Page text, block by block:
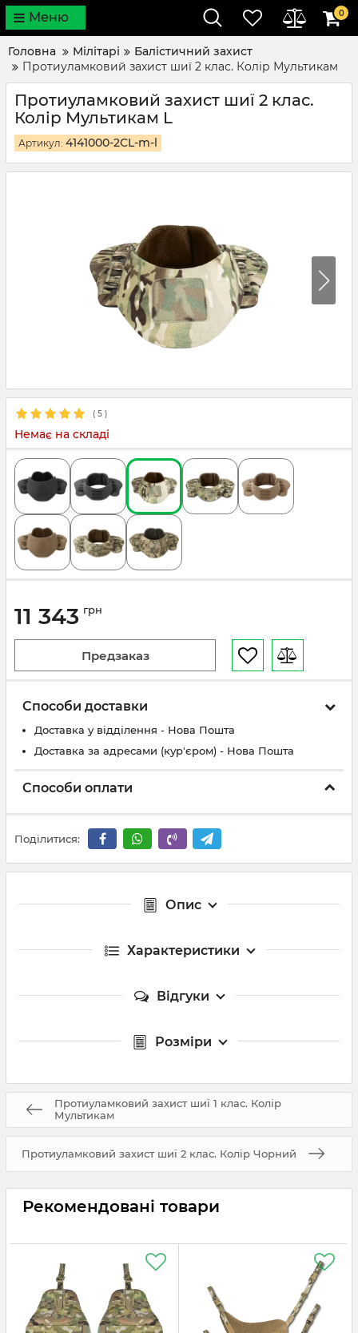
Меню 0
Головна Мілітарі
Балістичний захист
Протиуламковий захист шиї 2 клас. Колір Мультикам
Протиуламковий захист шиї 2 клас.
Колір Мультикам L
Артикул: 4141000-2CL-m-l
( 5 )
Немає на складі
11 343 грн
Предзаказ
Способи доставки
Доставка у відділення - Нова Пошта
Доставка за адресами (кур'єром) - Нова Пошта
Способи оплати
Поділитися:
Опис
Характеристики
Відгуки
Розміри
Протиуламковий захист шиї 1 клас. Колір
Мультикам
Протиуламковий захист шиї 2 клас. Колір Чорний
Рекомендовані товари